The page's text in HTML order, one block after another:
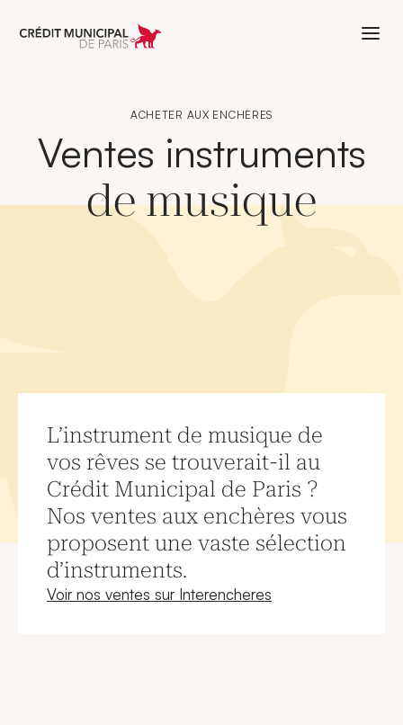
Aller à l'accueil de Crédit Municipal
ACHETER AUX ENCHÈRES
Ventes instruments
de musique
L’instrument de musique de
vos rêves se trouverait-il au
Crédit Municipal de Paris ?
Nos ventes aux enchères vous
proposent une vaste sélection
d’instruments.
Nouvelle fenêtre
Voir nos ventes sur Interencheres